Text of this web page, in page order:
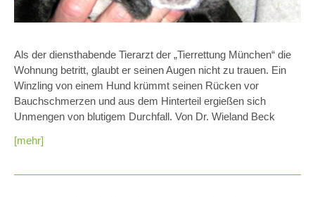
Als der diensthabende Tierarzt der „Tierrettung München“ die
Wohnung betritt, glaubt er seinen Augen nicht zu trauen. Ein
Winzling von einem Hund krümmt seinen Rücken vor
Bauchschmerzen und aus dem Hinterteil ergießen sich
Unmengen von blutigem Durchfall. Von Dr. Wieland Beck
[mehr]